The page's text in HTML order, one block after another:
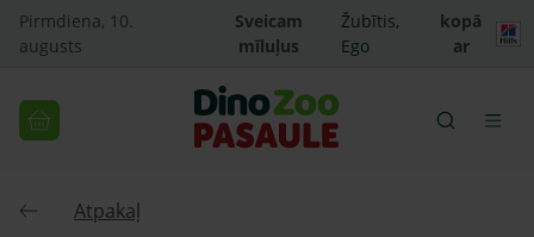
Pirmdiena, 10.
augusts
Sveicam
mīluļus
Žubītis,
Ego
kopā
ar
Atpakaļ